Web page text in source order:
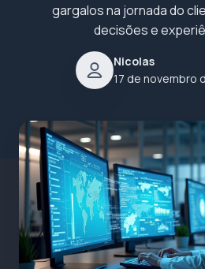
gargalos na jornada do
decisões e
Nicolas
17 de novembro